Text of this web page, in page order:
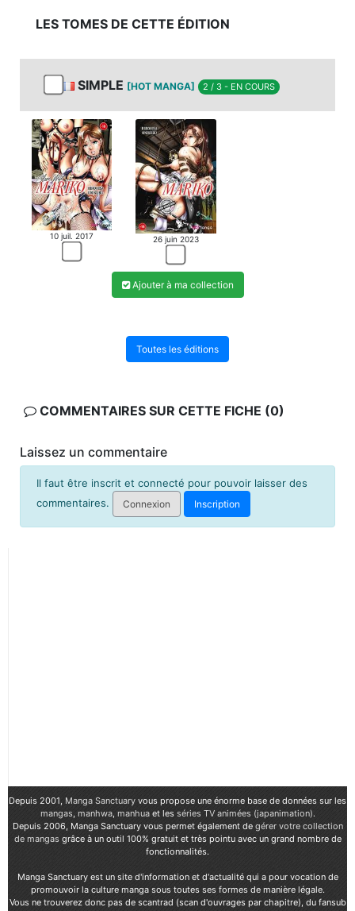
LES TOMES DE CETTE ÉDITION
SIMPLE [HOT MANGA] 2 / 3 - EN COURS
10 juil. 2017 26 juin 2023
Ajouter à ma collection
Toutes les éditions
COMMENTAIRES SUR CETTE FICHE (0)
Laissez un commentaire
Il faut être inscrit et connecté pour pouvoir laisser des
commentaires.
Connexion Inscription
Depuis 2001, Manga Sanctuary vous propose une énorme base de données sur les
mangas, manhwa, manhuaet les séries TV animées (japanimation).
Depuis 2006, Manga Sanctuary vous permet également de gérer votre collection
de mangasgrâce à un outil 100% gratuit et très pointu avec un grand nombre de
fonctionnalités.
Manga Sanctuary est un site d'information et d'actualité qui a pour vocation de
promouvoir la culture manga sous toutes ses formes de manière légale.
Vous ne trouverez donc pas de scantrad (scan d'ouvrages par chapitre), du fansub